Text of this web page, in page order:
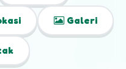
Galeri